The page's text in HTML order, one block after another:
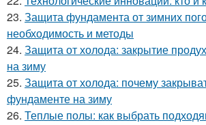
23. Защита фундамента от зимних
необходимость и методы
24. Защита от холода: закрытие
на зиму
25. Защита от холода: почему
фундаменте на зиму
26. Теплые полы: как выбрать